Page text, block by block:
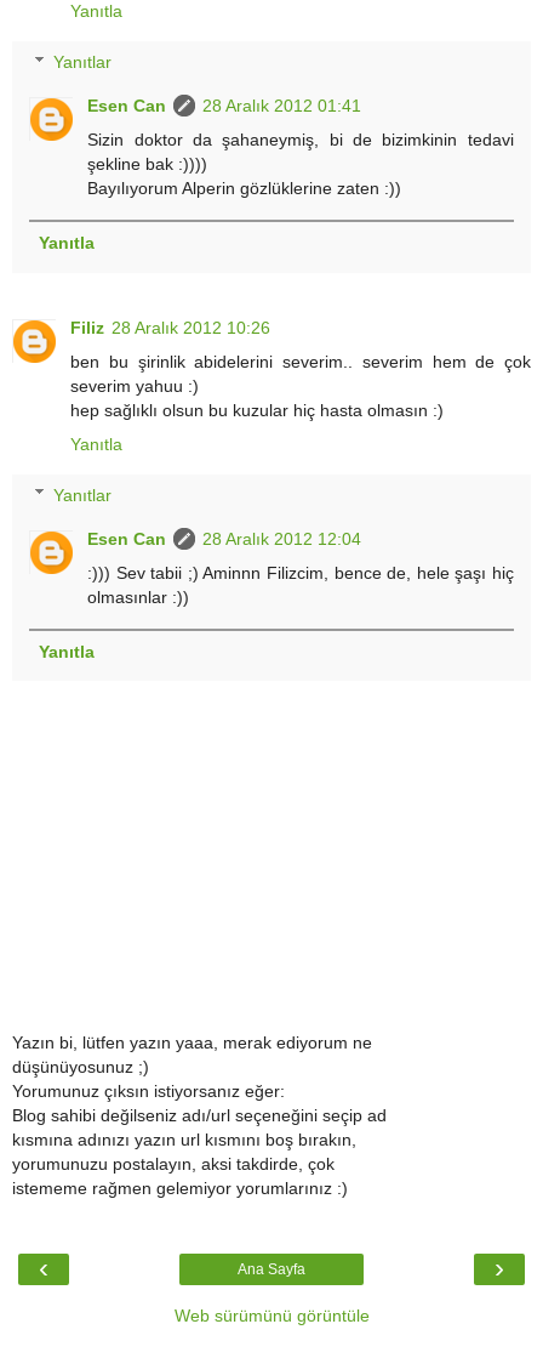
Yanıtla
Yanıtlar
Esen Can
28 Aralık 2012 01:41
Sizin doktor da şahaneymiş, bi de bizimkinin tedavi
şekline bak :))))
Bayılıyorum Alperin gözlüklerine zaten :))
Yanıtla
Filiz 28 Aralık 2012 10:26
ben bu şirinlik abidelerini severim.. severim hem de çok
severim yahuu :)
hep sağlıklı olsun bu kuzular hiç hasta olmasın :)
Yanıtla
Yanıtlar
Esen Can
28 Aralık 2012 12:04
:))) Sev tabii ;) Aminnn Filizcim, bence de, hele şaşı hiç
olmasınlar :))
Yanıtla
Yazın bi, lütfen yazın yaaa, merak ediyorum ne
düşünüyosunuz ;)
Yorumunuz çıksın istiyorsanız eğer:
Blog sahibi değilseniz adı/url seçeneğini seçip ad
kısmına adınızı yazın url kısmını boş bırakın,
yorumunuzu postalayın, aksi takdirde, çok
istememe rağmen gelemiyor yorumlarınız :)
‹ ›
Ana Sayfa
Web sürümünü görüntüle